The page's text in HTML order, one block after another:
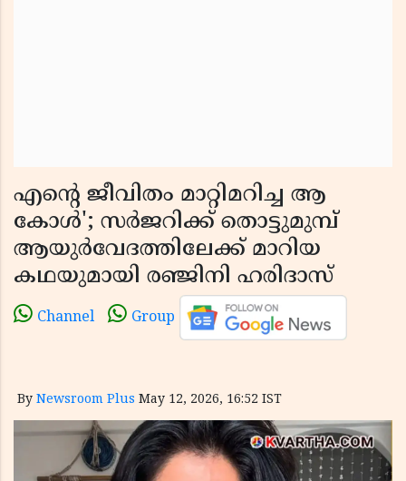
എൻ്റെ ജീവിതം മാറ്റിമറിച്ച ആ
കോൾ'; സർജറിക്ക് തൊട്ടുമുമ്പ്
ആയുർവേദത്തിലേക്ക് മാറിയ
കഥയുമായി രഞ്ജിനി ഹരിദാസ്
Channel Group
By Newsroom Plus May 12, 2026, 16:52 IST